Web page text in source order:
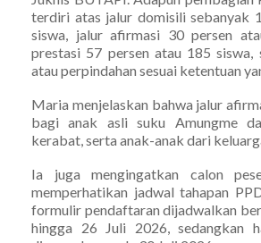
terdiri atas jalur domisili sebanyak
siswa, jalur afirmasi 30 persen
prestasi 57 persen atau 185 siswa,
atau perpindahan sesuai ketentuan
Maria menjelaskan bahwa jalur
bagi anak asli suku Amungme
kerabat, serta anak-anak dari
Ia juga mengingatkan calon
memperhatikan jadwal tahapan
formulir pendaftaran dijadwalkan
hingga 26 Juli 2026, sedangkan